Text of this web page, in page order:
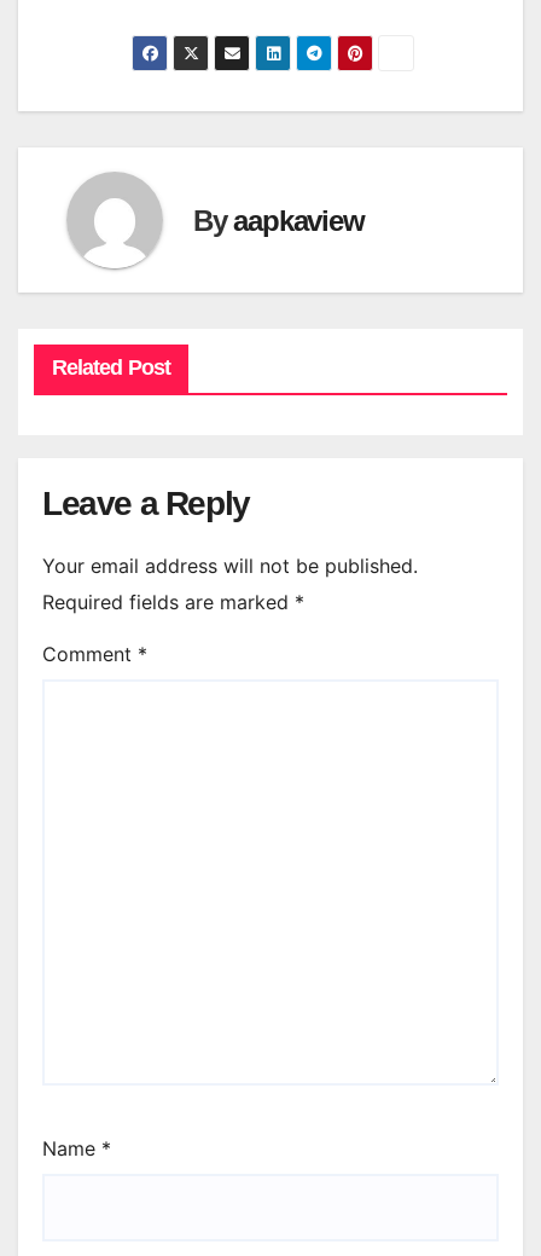
Byaapkaview
Related Post
Leave a Reply
Your email address will not be published.
Required fields are marked *
Comment *
Name *